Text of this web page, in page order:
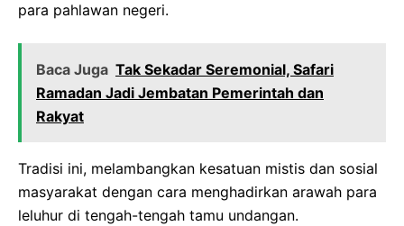
para pahlawan negeri.
Baca Juga Tak Sekadar Seremonial, Safari
Ramadan Jadi Jembatan Pemerintah dan
Rakyat
Tradisi ini, melambangkan kesatuan mistis dan sosial
masyarakat dengan cara menghadirkan arawah para
leluhur di tengah-tengah tamu undangan.